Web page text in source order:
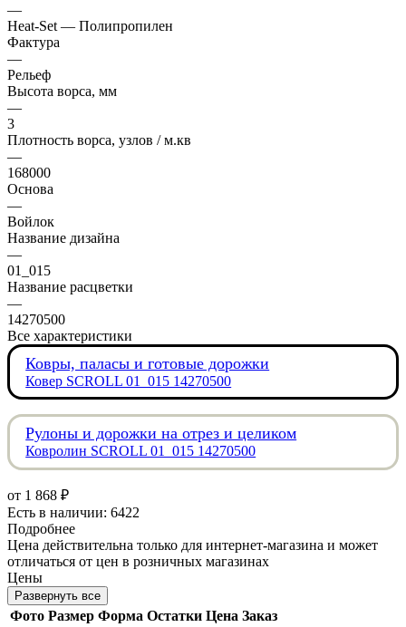
—
Heat-Set — Полипропилен
Фактура
—
Рельеф
Высота ворса, мм
—
3
Плотность ворса, узлов / м.кв
—
168000
Основа
—
Войлок
Название дизайна
—
01_015
Название расцветки
—
14270500
Все характеристики
Ковры, паласы и готовые дорожки
Ковер SCROLL 01_015 14270500
Рулоны и дорожки на отрез и целиком
Ковролин SCROLL 01_015 14270500
от 1 868 ₽
Есть в наличии: 6422
Подробнее
Цена действительна только для интернет-магазина и может
отличаться от цен в розничных магазинах
Цены
Развернуть все
Фото Размер Форма Остатки Цена Заказ